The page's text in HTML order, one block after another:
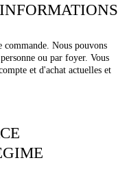
commande. Nous pouvons
ou par foyer. Vous
et d'achat actuelles et